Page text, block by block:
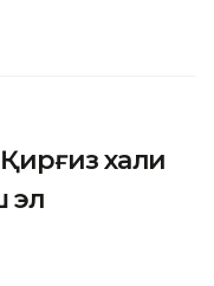
халқи
эл